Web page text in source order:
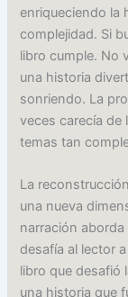
enriqueciendo la
complejidad. Si
libro cumple. No
una historia
sonriendo. La
veces carecía de
temas tan
La
una nueva
narración
desafía al lector
libro que desafió
una historia que